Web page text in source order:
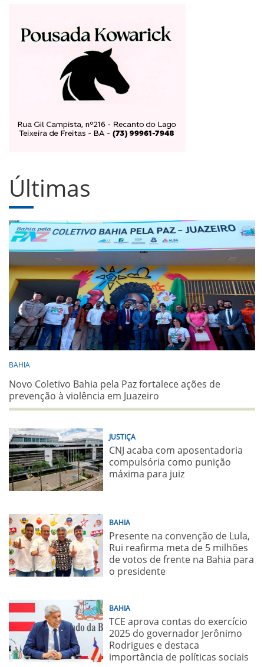
Últimas
BAHIA
Novo Coletivo Bahia pela Paz fortalece ações de
prevenção à violência em Juazeiro
JUSTIÇA
CNJ acaba com aposentadoria
compulsória como punição
máxima para juiz
BAHIA
Presente na convenção de Lula,
Rui reafirma meta de 5 milhões
de votos de frente na Bahia para
o presidente
BAHIA
TCE aprova contas do exercício
2025 do governador Jerônimo
Rodrigues e destaca
importância de políticas sociais